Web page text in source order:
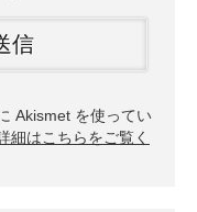
Akismet を使ってい
細はこちらをご覧く